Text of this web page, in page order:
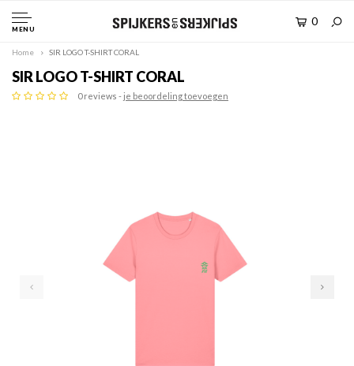
MENU
0
Home SIR LOGO T-SHIRT CORAL
SIR LOGO T-SHIRT CORAL
0 reviews -je beoordeling toevoegen